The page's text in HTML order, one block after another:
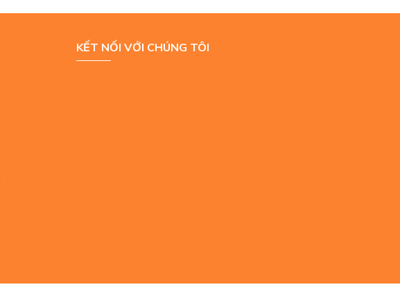
KẾT NỐI VỚI CHÚNG TÔI